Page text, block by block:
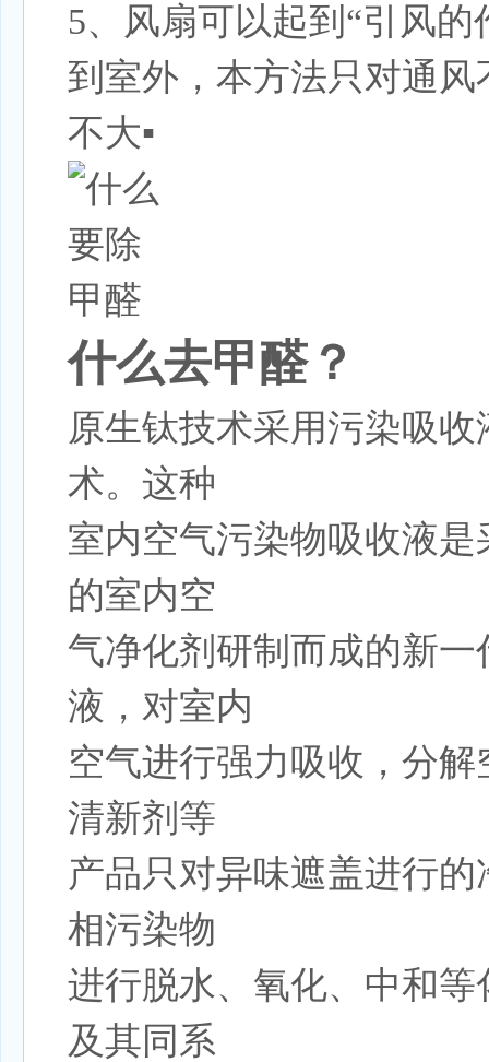
5、风扇可以起到“引风
到室外，本方法只对通
不大▪
什么去甲醛？
原生钛技术采用污染吸
术。这种
室内空气污染物吸收液
的室内空
气净化剂研制而成的新
液，对室内
空气进行强力吸收，分
清新剂等
产品只对异味遮盖进行
相污染物
进行脱水、氧化、中和
及其同系